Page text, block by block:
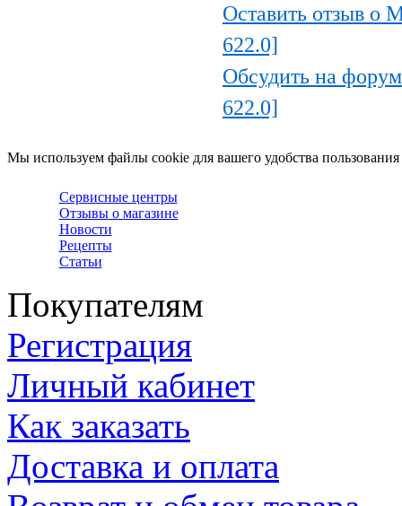
Оставить отзыв о
622.0]
Обсудить на
622.0]
Мы используем файлы cookie для вашего удобства
Сервисные центры
Отзывы о магазине
Новости
Рецепты
Статьи
Покупателям
Регистрация
Личный кабинет
Как заказать
Доставка и оплата